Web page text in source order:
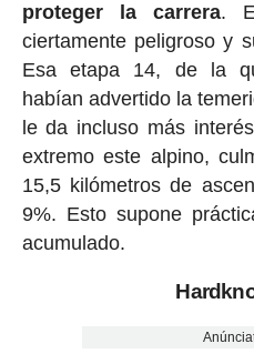
proteger la carrera.
ciertamente peligroso y
Esa etapa 14, de la
habían advertido la
le da incluso más
extremo este alpino,
15,5 kilómetros de
9%. Esto supone
acumulado.